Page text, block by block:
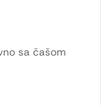
sa čašom